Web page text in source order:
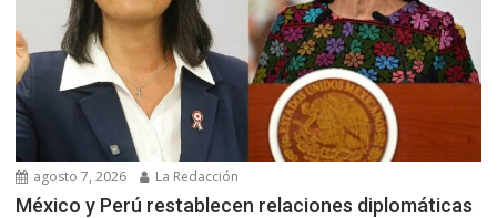
agosto 7, 2026 La Redacción
México y Perú restablecen relaciones diplomáticas